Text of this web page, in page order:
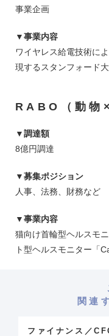
事業企画
▼事業内容
ワイヤレス給電技術に
現するスタンフォード
RABO（動物
▼調達額
8億円調達
▼募集ポジション
人事、法務、財務など
▼事業内容
猫向け首輪型ヘルスモ
ト型ヘルスモニター「
関連
ファイナンス／